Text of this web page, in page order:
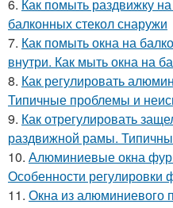
6. Как помыть раздвижку
балконных стекол снаружи
7. Как помыть окна на
внутри. Как мыть окна на
8. Как регулировать
Типичные проблемы и
9. Как отрегулировать
раздвижной рамы.
10. Алюминиевые окна
Особенности регулировки
11. Окна из алюминиевого